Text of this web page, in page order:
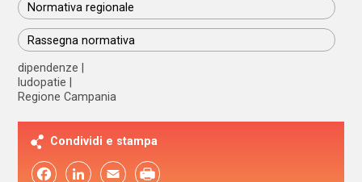
Normativa regionale
Rassegna normativa
dipendenze
ludopatie
Regione Campania
Condividi e stampa
FacebookLinkedIn Email